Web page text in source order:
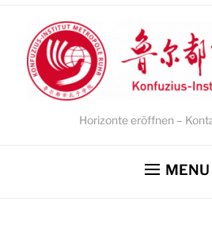
Horizonte eröffnen –
MENU